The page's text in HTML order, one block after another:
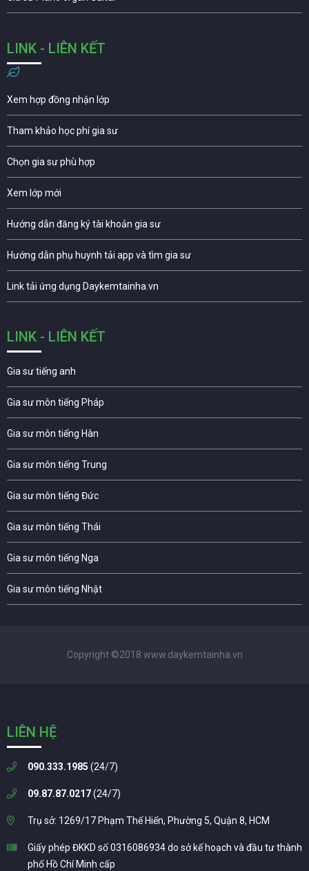
LINK - LIÊN KẾT
Xem hợp đồng nhận lớp
Tham khảo học phí gia sư
Chọn gia sư phù hợp
Xem lớp mới
Hướng dẫn đăng ký tài khoản gia sư
Hướng dẫn phụ huynh tải app và tìm gia sư
Link tải ứng dụng Daykemtainha.vn
LINK - LIÊN KẾT
Gia sư tiếng anh
Gia sư môn tiếng Pháp
Gia sư môn tiếng Hàn
Gia sư môn tiếng Trung
Gia sư môn tiếng Đức
Gia sư môn tiếng Thái
Gia sư môn tiếng Nga
Gia sư môn tiếng Nhật
Copyright ©2018 www.daykemtainha.vn
LIÊN HỆ
090.333.1985 (24/7)
09.87.87.0217(24/7)
Trụ sở: 1269/17 Phạm Thế Hiển, Phường 5, Quận 8, HCM
Giấy phép ĐKKD số 0316086934 do sở kế hoạch và đầu tư thành
phố Hồ Chí Minh cấp